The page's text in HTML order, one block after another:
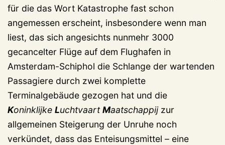
für die das Wort Katastrophe fast schon
angemessen erscheint, insbesondere wenn man
liest, das sich angesichts nunmehr 3000
gecancelter Flüge auf dem Flughafen in
Amsterdam-Schiphol die Schlange der wartenden
Passagiere durch zwei komplette
Terminalgebäude gezogen hat und die
Koninklijke LuchtvaartMaatschappijzur
allgemeinen Steigerung der Unruhe noch
verkündet, dass das Enteisungsmittel – eine